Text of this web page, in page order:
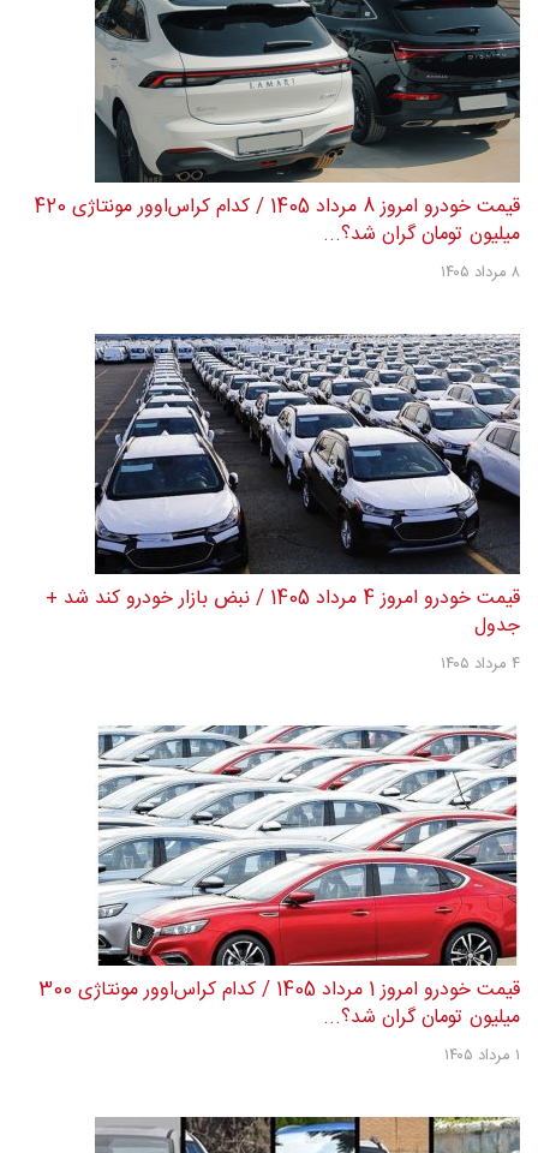
قیمت خودرو امروز 8 مرداد 1405 / کدام کراس‌اوور مونتاژی 420
میلیون تومان گران شد؟...
۸ مرداد ۱۴۰۵
قیمت خودرو امروز 4 مرداد 1405 / نبض بازار خودرو کند شد +
جدول
۴ مرداد ۱۴۰۵
قیمت خودرو امروز 1 مرداد 1405 / کدام کراس‌اوور مونتاژی 300
میلیون تومان گران شد؟...
۱ مرداد ۱۴۰۵